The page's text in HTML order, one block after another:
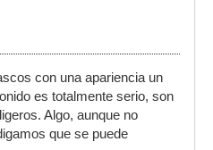
con una apariencia un
es totalmente serio, son
Algo, aunque no
que se puede